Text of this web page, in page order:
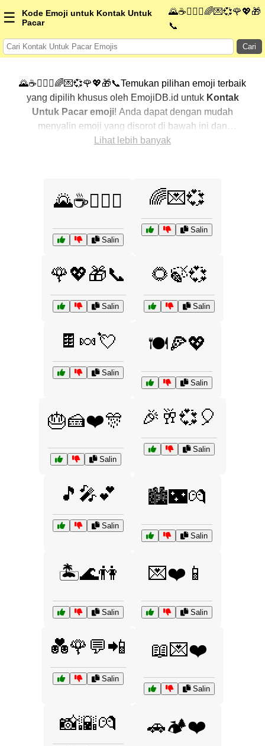
☰
Kode Emoji untuk Kontak Untuk
Pacar
🌄☕👩‍❤️‍👨🌈💌💞🌹💖🎁
📞
Cari
🌄☕👩‍❤️‍👨🌈💌💞🌹💖🎁📞Temukan pilihan emoji terbaik
yang dipilih khusus oleh EmojiDB.id untuk Kontak
Untuk Pacar emoji! Anda dapat dengan mudah
menyalin emoji yang disorot di bawah ini dan
menggunakannya di percakapan Anda untuk
pilihan? Jelajahi kategori lainnya untuk menemukan cara
baru dalam mengekspresikan
dengan emoji.
Lihat lebih banyak
🌄☕👩‍❤️‍👨
Salin
🌈💌💞
Salin
🌹💖🎁📞
Salin
🌻🍃💞
Salin
🍫🍬💘
Salin
🍽️🍕💖
Salin
🎂🍰❤️🎊
Salin
🎉🥂💞🎈
Salin
🎵🎤💕
Salin
🏙️🌃💏
Salin
🏝️🌊👫
Salin
💌❤️📱
Salin
💑🌹💬📲
Salin
📖💌❤️
Salin
📸🌇💏 🚗🏕️❤️